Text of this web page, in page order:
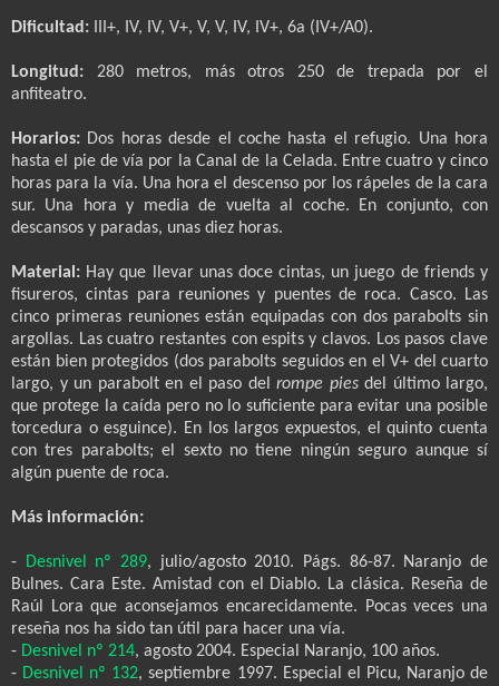
Dificultad: III+, IV, IV, V+, V, V, IV, IV+, 6a (IV+/A0).
Longitud: 280 metros, más otros 250 de trepada por el
anfiteatro.
Horarios: Dos horas desde el coche hasta el refugio. Una hora
hasta el pie de vía por la Canal de la Celada. Entre cuatro y cinco
horas para la vía. Una hora el descenso por los rápeles de la cara
sur. Una hora y media de vuelta al coche. En conjunto, con
descansos y paradas, unas diez horas.
Material: Hay que llevar unas doce cintas, un juego de friends y
fisureros, cintas para reuniones y puentes de roca. Casco. Las
cinco primeras reuniones están equipadas con dos parabolts sin
argollas. Las cuatro restantes con espits y clavos. Los pasos clave
están bien protegidos (dos parabolts seguidos en el V+ del cuarto
largo, y un parabolt en el paso del rompe piesdel último largo,
que protege la caída pero no lo suficiente para evitar una posible
torcedura o esguince). En los largos expuestos, el quinto cuenta
con tres parabolts; el sexto no tiene ningún seguro aunque sí
algún puente de roca.
Más información:
- Desnivel nº 289, julio/agosto 2010. Págs. 86-87. Naranjo de
Bulnes. Cara Este. Amistad con el Diablo. La clásica. Reseña de
Raúl Lora que aconsejamos encarecidamente. Pocas veces una
reseña nos ha sido tan útil para hacer una vía.
- Desnivel nº 214, agosto 2004. Especial Naranjo, 100 años.
- Desnivel nº 132, septiembre 1997. Especial el Picu, Naranjo de